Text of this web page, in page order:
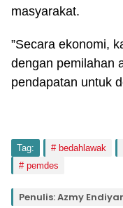
masyarakat.
”Secara ekonomi,
dengan pemilahan
pendapatan untuk
Tag: bedahlawak
pemdes
Penulis: Azmy